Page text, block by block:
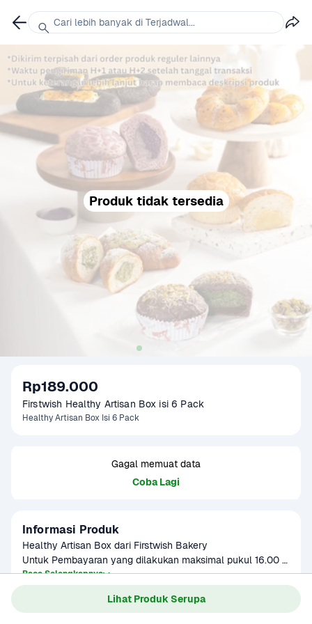
Lihat Produk Serupa
Produk tidak tersedia
Rp189.000
Firstwish Healthy Artisan Box isi 6 Pack
Healthy Artisan Box Isi 6 Pack
Gagal memuat data
Coba Lagi
Informasi Produk
Healthy Artisan Box dari Firstwish Bakery
Untuk Pembayaran yang dilakukan maksimal pukul 16.00
WIB, paket akan dikirimkan H+1 dari tanggal pembelian
dengan operational pengiriman pukul 10.00 WIB - 18.00
Baca Selengkapnya
Kategori
Sarapan
2 hari(suhu ruang),7 hari (dalam
kulkas)
Cari lebih banyak di Terjadwal...